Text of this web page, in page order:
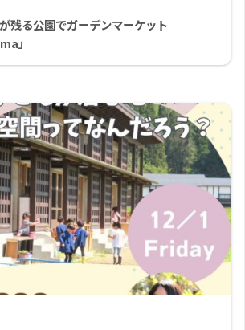
残る公園でガーデンマーケット
」